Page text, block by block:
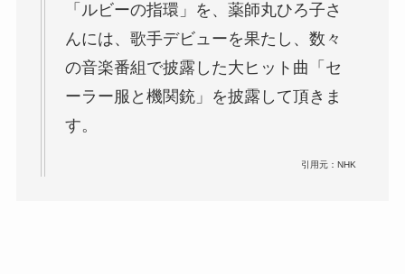
「ルビーの指環」を、薬師丸ひろ子さ
んには、歌手デビューを果たし、数々
の音楽番組で披露した大ヒット曲「セ
ーラー服と機関銃」を披露して頂きま
す。
引用元：NHK